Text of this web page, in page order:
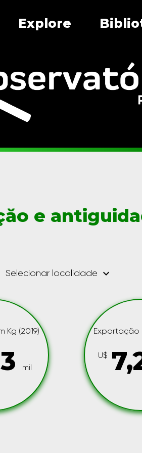
Explore
e
Selecionar localidade keyboard_arrow_down
Kg (2019)
mil
Exportação
U$